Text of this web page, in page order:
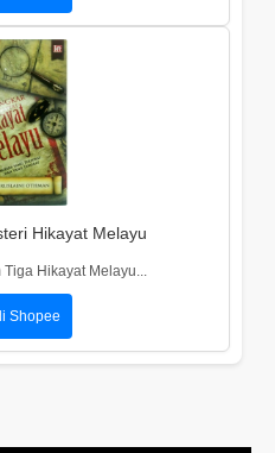
Hikayat Melayu
Tiga Hikayat Melayu...
Shopee